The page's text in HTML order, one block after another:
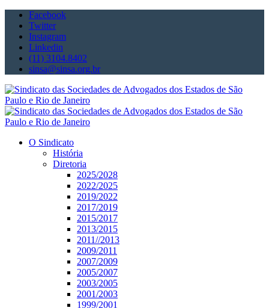
Facebook
Twitter
Instagram
Linkedin
(11) 3104.8402
sinsa@sinsa.org.br
O Sindicato
História
Diretoria
2025/2028
2022/2025
2019/2022
2017/2019
2015/2017
2013/2015
2011//2013
2009/2011
2007/2009
2005/2007
2003/2005
2001/2003
1999/2001